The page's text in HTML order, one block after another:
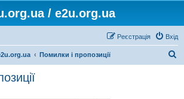
/ e2u.org.ua
Вхід
Реєстрація
Помилки і пропозиції